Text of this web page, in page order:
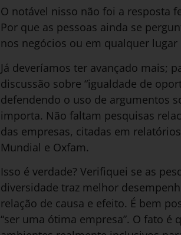
O notável nisso não foi a resposta
Por que as pessoas ainda se
nos negócios ou em qualquer lugar
Já deveríamos ter avançado mais;
discussão sobre “igualdade de
defendendo o uso de argumentos
importa. Não faltam pesquisas
das empresas, citadas em
Mundial e Oxfam.
Isso é verdade? Verifiquei se as
diversidade traz melhor
relação de causa e efeito. É bem
“ser uma ótima empresa”. O fato